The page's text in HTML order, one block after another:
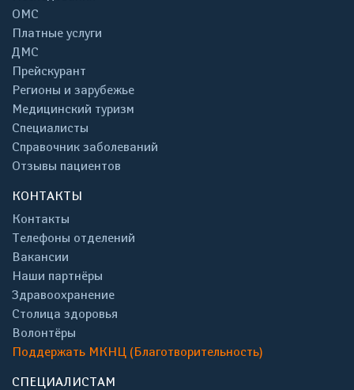
ОМС
Платные услуги
ДМС
Прейскурант
Регионы и зарубежье
Медицинский туризм
Специалисты
Справочник заболеваний
Отзывы пациентов
КОНТАКТЫ
Контакты
Телефоны отделений
Вакансии
Наши партнёры
Здравоохранение
Столица здоровья
Волонтёры
Поддержать МКНЦ (Благотворительность)
СПЕЦИАЛИСТАМ